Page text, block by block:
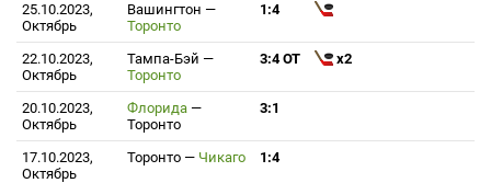
25.10.2023,
Октябрь
Вашингтон —
Торонто
1:4
22.10.2023,
Октябрь
Тампа-Бэй —
Торонто
3:4 ОТ x2
20.10.2023,
Октябрь
Флорида —
Торонто
3:1
17.10.2023,
Октябрь
Торонто — Чикаго 1:4